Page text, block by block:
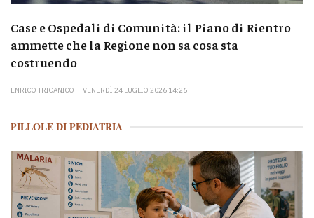
Case e Ospedali di Comunità: il Piano di Rientro
ammette che la Regione non sa cosa sta
costruendo
ENRICO TRICANICO VENERDÌ 24 LUGLIO 2026 14:26
PILLOLE DI PEDIATRIA